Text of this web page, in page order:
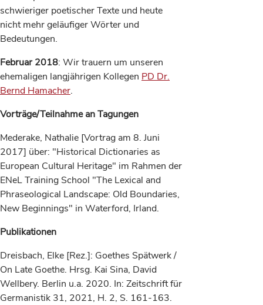
schwieriger poetischer Texte und heute
nicht mehr geläufiger Wörter und
Bedeutungen.
Februar 2018: Wir trauern um unseren
ehemaligen langjährigen Kollegen PD Dr.
Bernd Hamacher.
Vorträge/Teilnahme an Tagungen
Mederake, Nathalie [Vortrag am 8. Juni
2017] über: "Historical Dictionaries as
European Cultural Heritage" im Rahmen der
ENeL Training School "The Lexical and
Phraseological Landscape: Old Boundaries,
New Beginnings" in Waterford, Irland.
Publikationen
Dreisbach, Elke [Rez.]: Goethes Spätwerk /
On Late Goethe. Hrsg. Kai Sina, David
Wellbery. Berlin u.a. 2020. In: Zeitschrift für
Germanistik 31, 2021, H. 2, S. 161-163.